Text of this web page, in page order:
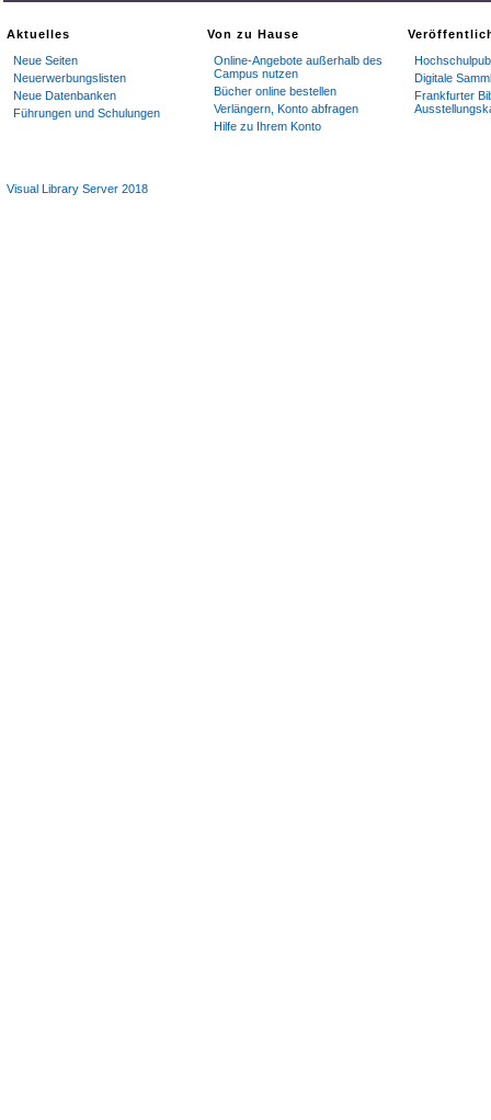
Aktuelles
Neue Seiten
Neuerwerbungslisten
Neue Datenbanken
Führungen und Schulungen
Von zu Hause
Online-Angebote außerhalb des
Campus nutzen
Bücher online bestellen
Verlängern, Konto abfragen
Hilfe zu Ihrem Konto
Digitale
Frankfurter
Visual Library Server 2018